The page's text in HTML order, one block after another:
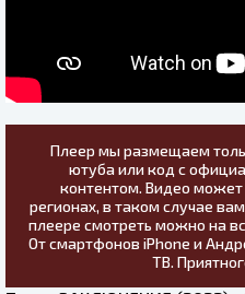
Плеер мы размещаем
ютуба или код с
контентом. Видео может
регионах, в таком случае
плеере смотреть можно на
От смартфонов iPhone и
ТВ.